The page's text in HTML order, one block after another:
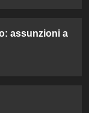
assunzioni a